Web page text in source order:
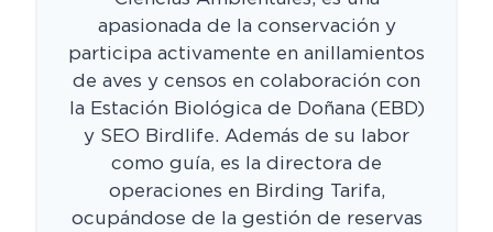
apasionada de la conservación y
participa activamente en anillamientos
de aves y censos en colaboración con
la Estación Biológica de Doñana (EBD)
y SEO Birdlife. Además de su labor
como guía, es la directora de
operaciones en Birding Tarifa,
ocupándose de la gestión de reservas